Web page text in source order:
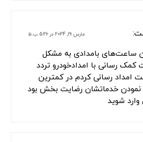
مارس 19, 2024 در 5:26 ب.ظ
ساعت‌های بامدادی به مشکل
کمک رسانی با امدادخودرو تردد
امداد رسانی کردم در کمترین
نمودن خدماتشان رضایت بخش بود
شوید